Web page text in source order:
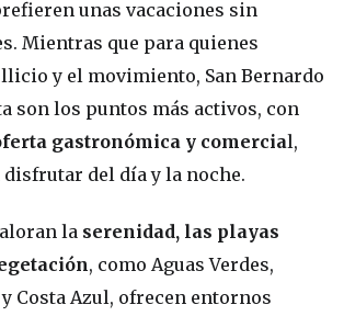
unas vacaciones sin
Mientras que para quienes
y el movimiento, San Bernardo
son los puntos más activos, con
gastronómica y comercial,
del día y la noche.
la serenidad, las playas
, como Aguas Verdes,
Costa Azul, ofrecen entornos